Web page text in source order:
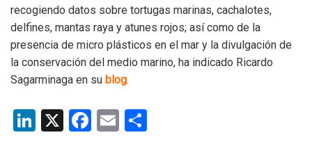
recogiendo datos sobre tortugas marinas, cachalotes,
delfines, mantas raya y atunes rojos; así como de la
presencia de micro plásticos en el mar y la divulgación de
la conservación del medio marino, ha indicado Ricardo
Sagarminaga en su blog.
Li
X
F
E